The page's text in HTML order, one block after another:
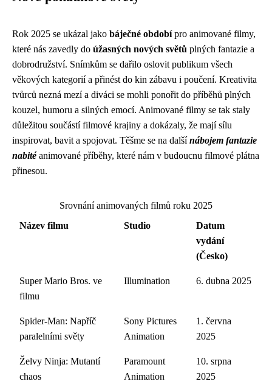
Rok 2025 se ukázal jako báječné obdobípro animované filmy,
které nás zavedly do úžasných nových světů plných fantazie a
dobrodružství. Snímkům se dařilo oslovit publikum všech
věkových kategorií a přinést do kin zábavu i poučení. Kreativita
tvůrců nezná mezí a diváci se mohli ponořit do příběhů plných
kouzel, humoru a silných emocí. Animované filmy se tak staly
důležitou součástí filmové krajiny a dokázaly, že mají sílu
inspirovat, bavit a spojovat. Těšme se na dalšínábojem fantazie
nabitéanimované příběhy, které nám v budoucnu filmové plátna
přinesou.
Srovnání animovaných filmů roku 2025
Název filmu
Studio
Datum
vydání
(Česko)
Super Mario Bros. ve
filmu
Illumination 6. dubna 2025
Spider-Man: Napříč
paralelními světy
Sony Pictures
Animation
1. června
2025
Želvy Ninja: Mutantí
chaos
Paramount
Animation
10. srpna
2025